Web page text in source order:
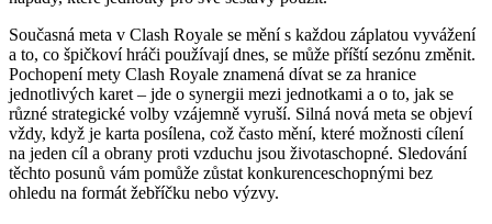
Současná meta v Clash Royale se mění s každou záplatou vyvážení
a to, co špičkoví hráči používají dnes, se může příští sezónu změnit.
Pochopení mety Clash Royale znamená dívat se za hranice
jednotlivých karet – jde o synergii mezi jednotkami a o to, jak se
různé strategické volby vzájemně vyruší. Silná nová meta se objeví
vždy, když je karta posílena, což často mění, které možnosti cílení
na jeden cíl a obrany proti vzduchu jsou životaschopné. Sledování
těchto posunů vám pomůže zůstat konkurenceschopnými bez
ohledu na formát žebříčku nebo výzvy.